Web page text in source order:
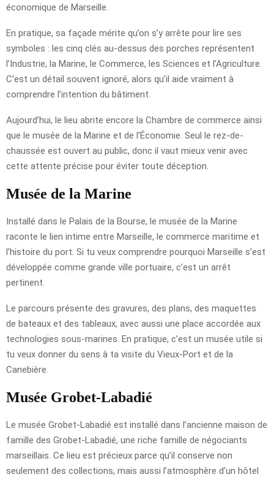
économique de Marseille.
En pratique, sa façade mérite qu’on s’y arrête pour lire ses
symboles : les cinq clés au-dessus des porches représentent
l’Industrie, la Marine, le Commerce, les Sciences et l’Agriculture.
C’est un détail souvent ignoré, alors qu’il aide vraiment à
comprendre l’intention du bâtiment.
Aujourd’hui, le lieu abrite encore la Chambre de commerce ainsi
que le musée de la Marine et de l’Économie. Seul le rez-de-
chaussée est ouvert au public, donc il vaut mieux venir avec
cette attente précise pour éviter toute déception.
Musée de la Marine
Installé dans le Palais de la Bourse, le musée de la Marine
raconte le lien intime entre Marseille, le commerce maritime et
l’histoire du port. Si tu veux comprendre pourquoi Marseille s’est
développée comme grande ville portuaire, c’est un arrêt
pertinent.
Le parcours présente des gravures, des plans, des maquettes
de bateaux et des tableaux, avec aussi une place accordée aux
technologies sous-marines. En pratique, c’est un musée utile si
tu veux donner du sens à ta visite du Vieux-Port et de la
Canebière.
Musée Grobet-Labadié
Le musée Grobet-Labadié est installé dans l’ancienne maison de
famille des Grobet-Labadié, une riche famille de négociants
marseillais. Ce lieu est précieux parce qu’il conserve non
seulement des collections, mais aussi l’atmosphère d’un hôtel